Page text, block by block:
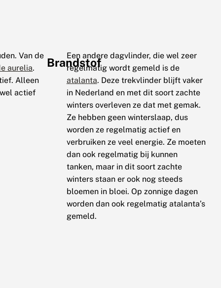
Van de
aurelia.
Alleen
actief
Brandstof
Een andere dagvlinder, die wel zeer
regelmatig wordt gemeld is de
atalanta. Deze trekvlinder blijft vaker
in Nederland en met dit soort zachte
winters overleven ze dat met gemak.
Ze hebben geen winterslaap, dus
worden ze regelmatig actief en
verbruiken ze veel energie. Ze moeten
dan ook regelmatig bij kunnen
tanken, maar in dit soort zachte
winters staan er ook nog steeds
bloemen in bloei. Op zonnige dagen
worden dan ook regelmatig atalanta’s
gemeld.